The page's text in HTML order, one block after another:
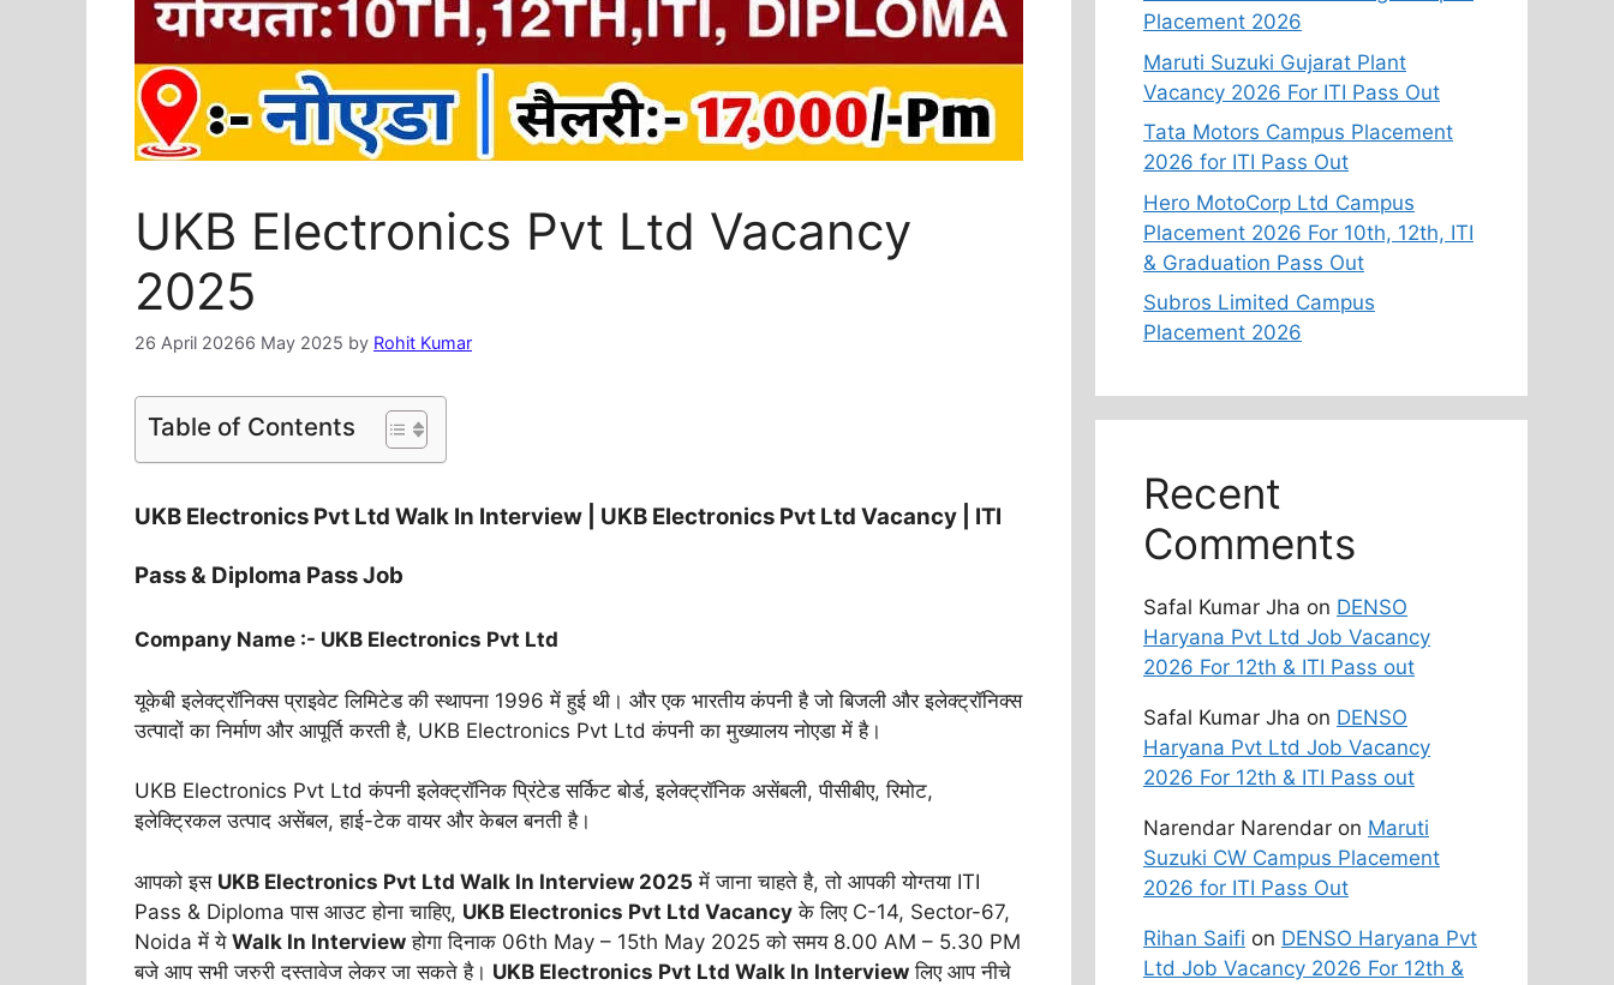
UKB Electronics Pvt Ltd Vacancy
2025
26 April 20266 May 2025 by Rohit Kumar
Table of Contents
UKB Electronics Pvt Ltd Walk In Interview | UKB Electronics Pvt Ltd Vacancy | ITI
Pass & Diploma Pass Job
Company Name :- UKB Electronics Pvt Ltd
यूकेबी इलेक्ट्रॉनिक्स प्राइवेट लिमिटेड की स्थापना 1996 में हुई थी। और एक भारतीय कंपनी है जो बिजली और इलेक्ट्रॉनिक्स
उत्पादों का निर्माण और आपूर्ति करती है, UKB Electronics Pvt Ltd कंपनी का मुख्यालय नोएडा में है।
UKB Electronics Pvt Ltd कंपनी इलेक्ट्रॉनिक प्रिंटेड सर्किट बोर्ड, इलेक्ट्रॉनिक असेंबली, पीसीबीए, रिमोट,
इलेक्ट्रिकल उत्पाद असेंबल, हाई-टेक वायर और केबल बनती है।
आपको इस UKB Electronics Pvt Ltd Walk In Interview 2025 में जाना चाहते है, तो आपकी योग्तया ITI
Pass & Diploma पास आउट होना चाहिए, UKB Electronics Pvt Ltd Vacancy के लिए C-14, Sector-67,
Noida में ये Walk In Interview होगा दिनाक 06th May – 15th May 2025 को समय 8.00 AM – 5.30 PM
बजे आप सभी जरुरी दस्तावेज लेकर जा सकते है। UKB Electronics Pvt Ltd Walk In Interview लिए आप नीचे
Placement 2026
Maruti Suzuki Gujarat Plant
Vacancy 2026 For ITI Pass Out
Tata Motors Campus Placement
2026 for ITI Pass Out
Hero MotoCorp Ltd Campus
Placement 2026 For 10th, 12th, ITI
& Graduation Pass Out
Subros Limited Campus
Placement 2026
Recent
Comments
Safal Kumar Jha on DENSO
Haryana Pvt Ltd Job Vacancy
2026 For 12th & ITI Pass out
Safal Kumar Jha on DENSO
Haryana Pvt Ltd Job Vacancy
2026 For 12th & ITI Pass out
Narendar Narendar on Maruti
Suzuki CW Campus Placement
2026 for ITI Pass Out
Rihan Saifi on DENSO Haryana Pvt
Ltd Job Vacancy 2026 For 12th &